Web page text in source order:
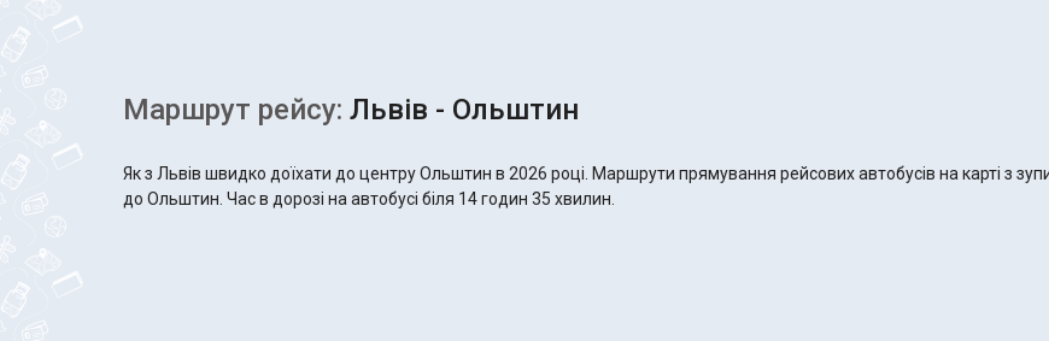
Маршрут рейсу: Львів - Ольштин
Як з Львів швидко доїхати до центру Ольштин в 2026 році. Маршрути прямування рейсових автобусів на карті з
до Ольштин. Час в дорозі на автобусі біля 14 годин 35 хвилин.